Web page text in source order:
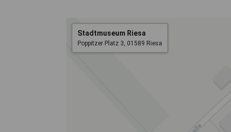
Stadtmuseum Riesa
Poppitzer Platz 3, 01589 Riesa